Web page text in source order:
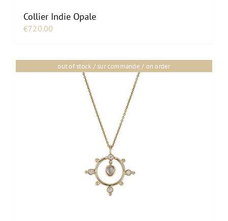
Collier Indie Opale
€720.00
out of stock / sur commande / on order